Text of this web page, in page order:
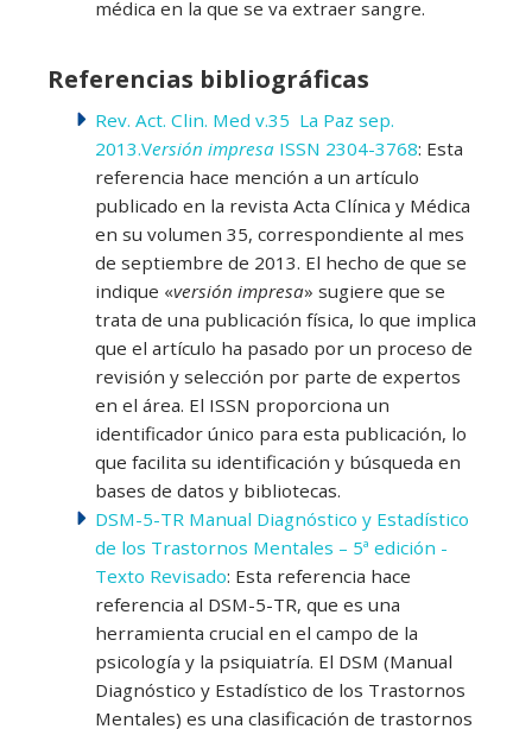
médica en la que se va extraer sangre.
Referencias bibliográficas
Rev. Act. Clin. Med v.35 La Paz sep.
2013.Versión impresa ISSN 2304-3768: Esta
referencia hace mención a un artículo
publicado en la revista Acta Clínica y Médica
en su volumen 35, correspondiente al mes
de septiembre de 2013. El hecho de que se
indique «versión impresa» sugiere que se
trata de una publicación física, lo que implica
que el artículo ha pasado por un proceso de
revisión y selección por parte de expertos
en el área. El ISSN proporciona un
identificador único para esta publicación, lo
que facilita su identificación y búsqueda en
bases de datos y bibliotecas.
DSM-5-TR Manual Diagnóstico y Estadístico
de los Trastornos Mentales – 5ª edición -
Texto Revisado: Esta referencia hace
referencia al DSM-5-TR, que es una
herramienta crucial en el campo de la
psicología y la psiquiatría. El DSM (Manual
Diagnóstico y Estadístico de los Trastornos
Mentales) es una clasificación de trastornos